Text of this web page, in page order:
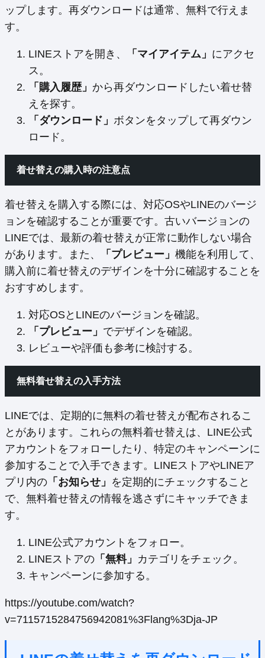
ップします。再ダウンロードは通常、無料で行えま
す。
LINEストアを開き、 「マイアイテム」 にアクセ
ス。
「購入履歴」 から再ダウンロードしたい着せ替
えを探す。
「ダウンロード」 ボタンをタップして再ダウン
ロード。
着せ替えの購入時の注意点
着せ替えを購入する際には、対応OSやLINEのバージ
ョンを確認することが重要です。古いバージョンの
LINEでは、最新の着せ替えが正常に動作しない場合
があります。また、
「プレビュー」 機能を利用して、
購入前に着せ替えのデザインを十分に確認することを
おすすめします。
対応OSとLINEのバージョンを確認。
「プレビュー」 でデザインを確認。
レビューや評価も参考に検討する。
無料着せ替えの入手方法
LINEでは、定期的に無料の着せ替えが配布されるこ
とがあります。これらの無料着せ替えは、LINE公式
アカウントをフォローしたり、特定のキャンペーンに
参加することで入手できます。LINEストアやLINEア
プリ内の 「お知らせ」 を定期的にチェックすること
で、無料着せ替えの情報を逃さずにキャッチできま
す。
LINE公式アカウントをフォロー。
LINEストアの 「無料」 カテゴリをチェック。
キャンペーンに参加する。
https://youtube.com/watch?
v=7115715284756942081%3Flang%3Dja-JP